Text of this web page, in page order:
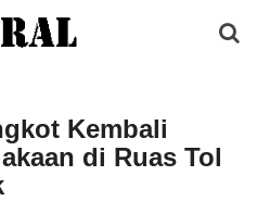
Kembali
di Ruas Tol